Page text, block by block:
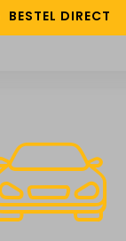
BESTEL DIRECT